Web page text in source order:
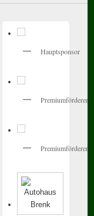
Hauptsponsor
Premiumförderer
Premiumförderer